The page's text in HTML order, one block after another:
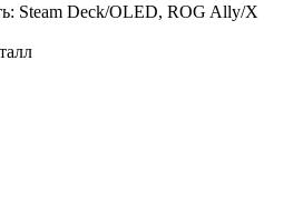
Steam Deck/OLED, ROG Ally/X